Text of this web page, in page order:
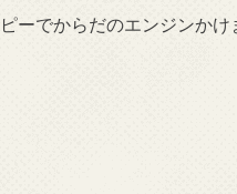
ーでからだのエンジンかけ